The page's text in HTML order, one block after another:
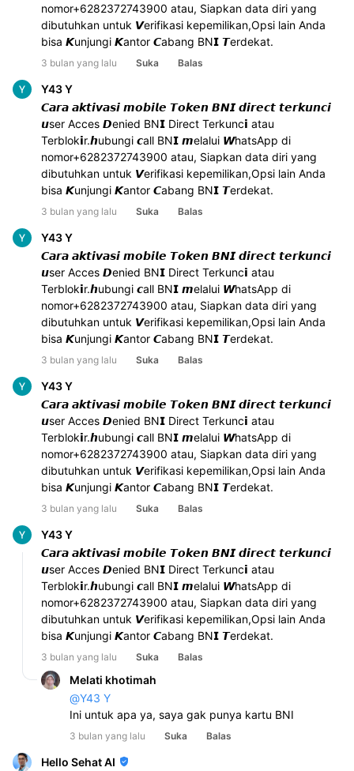
nomor+6282372743900 atau, Siapkan data diri yang
dibutuhkan untuk 𝙑erifikasi kepemilikan,Opsi lain Anda
bisa 𝙆unjungi 𝙆antor 𝘾abang BN𝗜 𝙏erdekat.
3 bulan yang lalu Suka Balas
Y43 Y
𝘾𝙖𝙧𝙖 𝙖𝙠𝙩𝙞𝙫𝙖𝙨𝙞 𝙢𝙤𝙗𝙞𝙡𝙚 𝙏𝙤𝙠𝙚𝙣 𝘽𝙉𝙄 𝙙𝙞𝙧𝙚𝙘𝙩 𝙩𝙚𝙧𝙠𝙪𝙣𝙘𝙞
𝙪ser Acces 𝘿enied BN𝗜 Direct Terkunc𝗶 atau
Terblok𝗶r.𝙝ubungi 𝙘all BN𝗜 𝙢elalui 𝙒hatsApp di
nomor+6282372743900 atau, Siapkan data diri yang
dibutuhkan untuk 𝙑erifikasi kepemilikan,Opsi lain Anda
bisa 𝙆unjungi 𝙆antor 𝘾abang BN𝗜 𝙏erdekat.
3 bulan yang lalu Suka Balas
Y43 Y
𝘾𝙖𝙧𝙖 𝙖𝙠𝙩𝙞𝙫𝙖𝙨𝙞 𝙢𝙤𝙗𝙞𝙡𝙚 𝙏𝙤𝙠𝙚𝙣 𝘽𝙉𝙄 𝙙𝙞𝙧𝙚𝙘𝙩 𝙩𝙚𝙧𝙠𝙪𝙣𝙘𝙞
𝙪ser Acces 𝘿enied BN𝗜 Direct Terkunc𝗶 atau
Terblok𝗶r.𝙝ubungi 𝙘all BN𝗜 𝙢elalui 𝙒hatsApp di
nomor+6282372743900 atau, Siapkan data diri yang
dibutuhkan untuk 𝙑erifikasi kepemilikan,Opsi lain Anda
bisa 𝙆unjungi 𝙆antor 𝘾abang BN𝗜 𝙏erdekat.
3 bulan yang lalu Suka Balas
Y43 Y
𝘾𝙖𝙧𝙖 𝙖𝙠𝙩𝙞𝙫𝙖𝙨𝙞 𝙢𝙤𝙗𝙞𝙡𝙚 𝙏𝙤𝙠𝙚𝙣 𝘽𝙉𝙄 𝙙𝙞𝙧𝙚𝙘𝙩 𝙩𝙚𝙧𝙠𝙪𝙣𝙘𝙞
𝙪ser Acces 𝘿enied BN𝗜 Direct Terkunc𝗶 atau
Terblok𝗶r.𝙝ubungi 𝙘all BN𝗜 𝙢elalui 𝙒hatsApp di
nomor+6282372743900 atau, Siapkan data diri yang
dibutuhkan untuk 𝙑erifikasi kepemilikan,Opsi lain Anda
bisa 𝙆unjungi 𝙆antor 𝘾abang BN𝗜 𝙏erdekat.
3 bulan yang lalu Suka Balas
Y43 Y
𝘾𝙖𝙧𝙖 𝙖𝙠𝙩𝙞𝙫𝙖𝙨𝙞 𝙢𝙤𝙗𝙞𝙡𝙚 𝙏𝙤𝙠𝙚𝙣 𝘽𝙉𝙄 𝙙𝙞𝙧𝙚𝙘𝙩 𝙩𝙚𝙧𝙠𝙪𝙣𝙘𝙞
𝙪ser Acces 𝘿enied BN𝗜 Direct Terkunc𝗶 atau
Terblok𝗶r.𝙝ubungi 𝙘all BN𝗜 𝙢elalui 𝙒hatsApp di
nomor+6282372743900 atau, Siapkan data diri yang
dibutuhkan untuk 𝙑erifikasi kepemilikan,Opsi lain Anda
bisa 𝙆unjungi 𝙆antor 𝘾abang BN𝗜 𝙏erdekat.
3 bulan yang lalu Suka Balas
Melati khotimah
@Y43 Y
Ini untuk apa ya, saya gak punya kartu BNI
3 bulan yang lalu Suka Balas
Hello Sehat AI